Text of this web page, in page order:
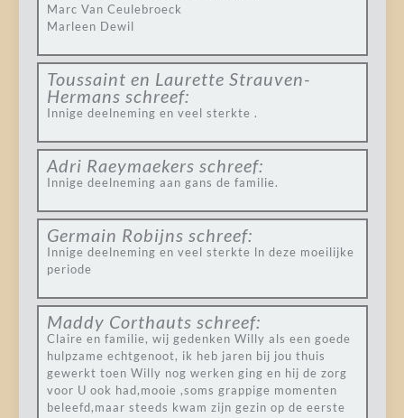
Marc Van Ceulebroeck
Marleen Dewil
Toussaint en Laurette Strauven-
Hermans schreef:
Innige deelneming en veel sterkte .
Adri Raeymaekers schreef:
Innige deelneming aan gans de familie.
Germain Robijns schreef:
Innige deelneming en veel sterkte ln deze moeilijke
periode
Maddy Corthauts schreef:
Claire en familie, wij gedenken Willy als een goede
hulpzame echtgenoot, ik heb jaren bij jou thuis
gewerkt toen Willy nog werken ging en hij de zorg
voor U ook had,mooie ,soms grappige momenten
beleefd,maar steeds kwam zijn gezin op de eerste